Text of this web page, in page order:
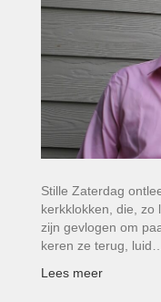
Stille Zaterdag
kerkklokken, die, zo
zijn gevlogen om
keren ze terug, luid…
Lees meer